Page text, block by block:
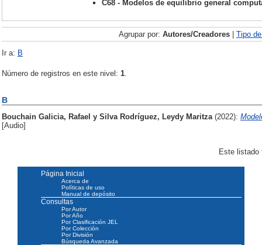
C68 - Modelos de equilibrio general
Agrupar por: Autores/Creadores | Tipo
Ir a: B
Número de registros en este nivel: 1
B
Bouchain Galicia, Rafael y Silva Rodríguez, Leydy Maritza (2022):
[Audio]
Este
Página Inicial
Acerca de
Políticas de uso
Manual de depósito
Consultas
Por Autor
Por Año
Por Clasificación JEL
Por Colección
Por División
Búsqueda Avanzada